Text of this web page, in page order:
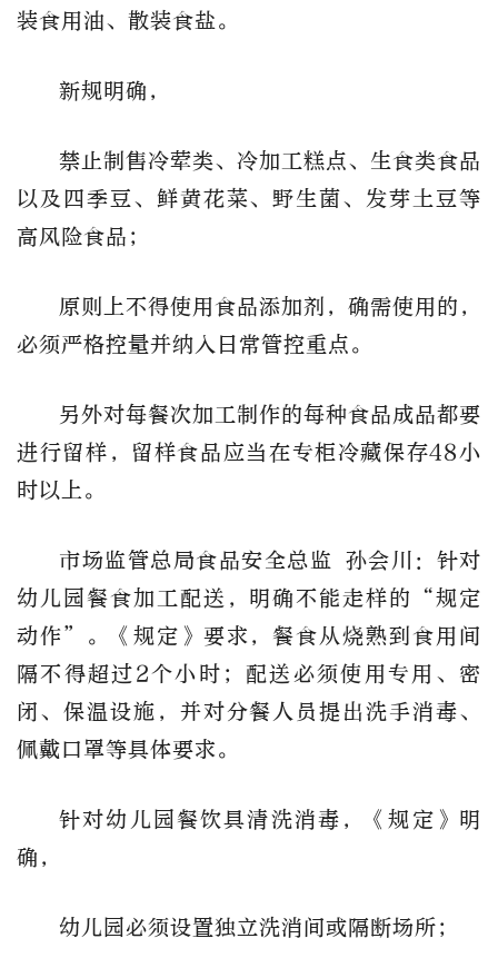
装食用油、散装食盐。
新规明确，
禁止制售冷荤类、冷加工糕点、生食类食品
以及四季豆、鲜黄花菜、野生菌、发芽土豆等
高风险食品；
原则上不得使用食品添加剂，确需使用的，
必须严格控量并纳入日常管控重点。
另外对每餐次加工制作的每种食品成品都要
进行留样，留样食品应当在专柜冷藏保存48小
时以上。
市场监管总局食品安全总监 孙会川： 针对
幼儿园餐食加工配送，明确不能走样的“规定
动作”。《规定》要求，餐食从烧熟到食用间
隔不得超过2个小时；配送必须使用专用、密
闭、保温设施，并对分餐人员提出洗手消毒、
佩戴口罩等具体要求。
针对幼儿园餐饮具清洗消毒，《规定》明
确，
幼儿园必须设置独立洗消间或隔断场所；